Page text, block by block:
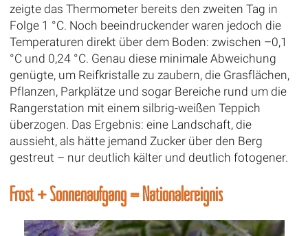
zeigte das Thermometer bereits den zweiten Tag in
Folge 1 °C. Noch beeindruckender waren jedoch die
Temperaturen direkt über dem Boden: zwischen –0,1
°C und 0,24 °C. Genau diese minimale Abweichung
genügte, um Reifkristalle zu zaubern, die Grasflächen,
Pflanzen, Parkplätze und sogar Bereiche rund um die
Rangerstation mit einem silbrig-weißen Teppich
überzogen. Das Ergebnis: eine Landschaft, die
aussieht, als hätte jemand Zucker über den Berg
gestreut – nur deutlich kälter und deutlich fotogener.
Frost + Sonnenaufgang = Nationalereignis